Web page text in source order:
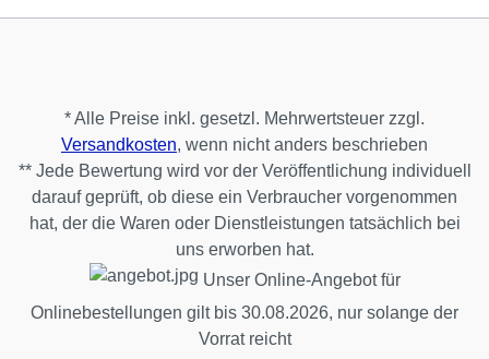
* Alle Preise inkl. gesetzl. Mehrwertsteuer zzgl.
Versandkosten, wenn nicht anders beschrieben
** Jede Bewertung wird vor der Veröffentlichung individuell
darauf geprüft, ob diese ein Verbraucher vorgenommen
hat, der die Waren oder Dienstleistungen tatsächlich bei
uns erworben hat.
Unser Online-Angebot für
Onlinebestellungen gilt bis 30.08.2026, nur solange der
Vorrat reicht